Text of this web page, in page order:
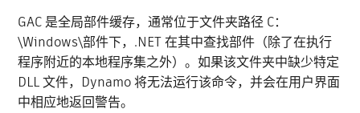
GAC 是全局部件缓存，通常位于文件夹路径 C：
\Windows\部件下，.NET 在其中查找部件（除了在执行
程序附近的本地程序集之外）。如果该文件夹中缺少特定
DLL 文件，Dynamo 将无法运行该命令，并会在用户界面
中相应地返回警告。